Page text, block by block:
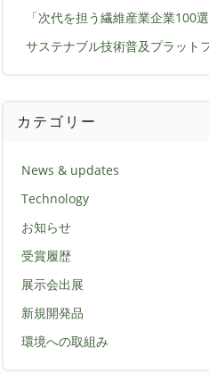
「次代を担う繊維産業企業100
サステナブル技術普及プラット
カテゴリー
News & updates
Technology
お知らせ
受賞履歴
展示会出展
新規開発品
環境への取組み